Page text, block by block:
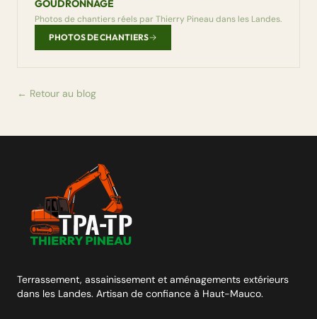
GOUDRONNAGE
Photos de chantiers réels par Thierry Pineau dans les Landes.
PHOTOS DE CHANTIERS
← Retour au blog
Terrassement, assainissement et aménagements extérieurs
dans les Landes. Artisan de confiance à Haut-Mauco.